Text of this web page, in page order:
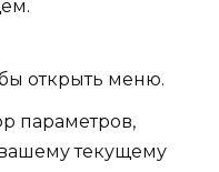
открыть меню.
параметров,
вашему текущему